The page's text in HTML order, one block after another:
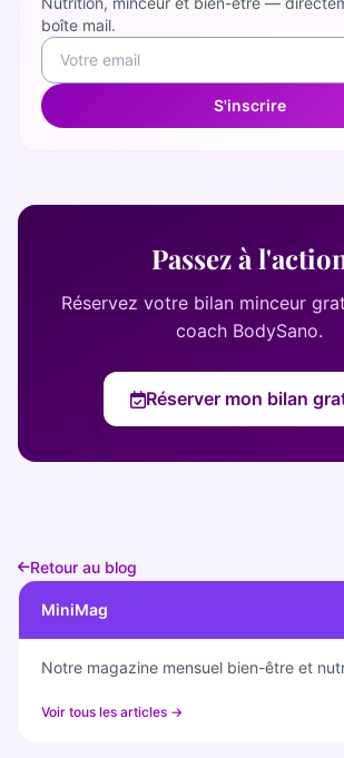
boîte mail.
S'inscrire
Passez à
Réservez votre bilan minceur
coach BodySano.
Réserver mon bilan
Retour au blog
MiniMag
Notre magazine mensuel bien-être et
Voir tous les articles →